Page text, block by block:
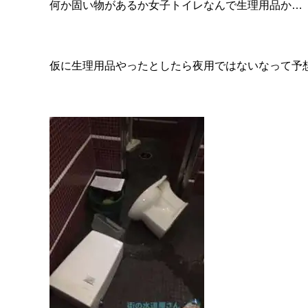
何か固い物があるか女子トイレなんで生理用品か…
仮に生理用品やったとしたら夜用ではないなって予